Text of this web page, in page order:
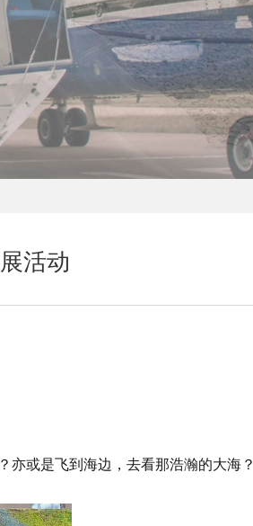
活动
亦或是飞到海边，去看那浩瀚的大海？